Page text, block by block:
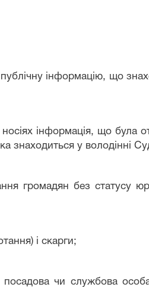
інформацію, що
інформація, що була
знаходиться у володінні
громадян без статусу
і скарги;
посадова чи службова